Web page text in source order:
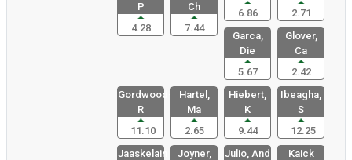
P
4.28
Ch
7.44
6.86
2.71
Garca,
Die
5.67
Glover,
Ca
2.42
Gordwood-
R
11.10
Hartel,
Ma
2.65
Hiebert,
K
9.44
Ibeagha,
S
12.25
Jaaskelain
Joyner,
Julio, And
Kaick